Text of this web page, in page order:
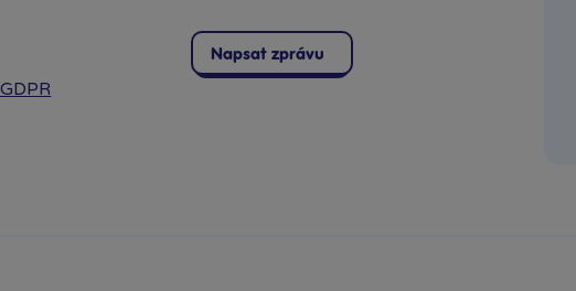
Napsat zprávu